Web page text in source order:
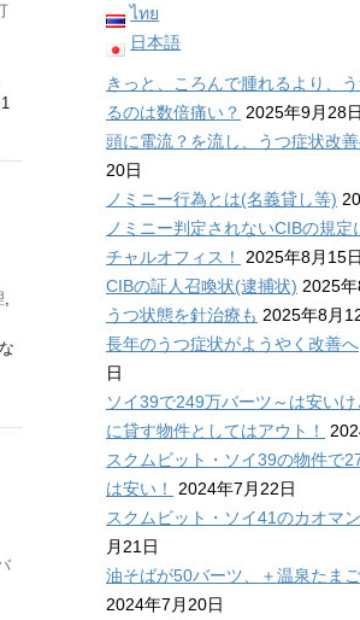
,
ไทย
日本語
きっと、ころんで腫れるより、
るのは数倍痛い？ 2025年9月28日
頭に電流？を流し、うつ症状改
20日
ノミニー行為とは(名義貸し等)
ノミニー判定されないCIBの規定
チャルオフィス！
2025年8月15日
CIBの証人召喚状(逮捕状) 2025
うつ状態を針治療も 2025年8月
長年のうつ症状がようやく改善へ
日
ソイ39で249万バーツ～は安いけ
に貸す物件としてはアウト！
スクムビット・ソイ39の物件で
は安い！
2024年7月22日
スクムビット・ソイ41のカオマ
月21日
油そばが50バーツ、＋温泉たま
2024年7月20日